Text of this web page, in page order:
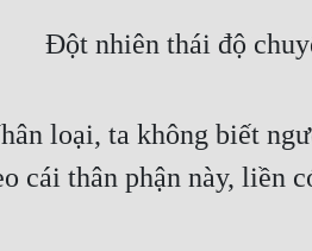
Đột nhiên thái độ
loại, ta không biết
cái thân phận này, liền